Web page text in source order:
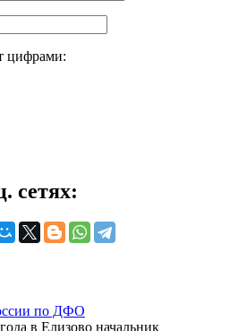
цифрами:
сетях:
по ДФО
в Елизово начальник